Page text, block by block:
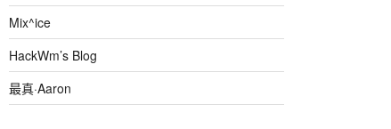
Mix^ice
HackWm’s Blog
最真·Aaron